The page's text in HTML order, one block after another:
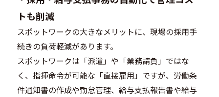
トも削減
スポットワークの大きなメリットに、現場の採用手
続きの負荷軽減があります。
スポットワークは「派遣」や「業務請負」ではな
く、指揮命令が可能な「直接雇用」ですが、労働条
件通知書の作成や勤怠管理、給与支払報告書や給与